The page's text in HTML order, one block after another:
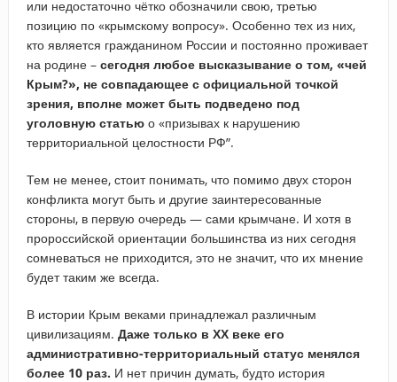
или недостаточно чётко обозначили свою, третью
позицию по «крымскому вопросу». Особенно тех из них,
кто является гражданином России и постоянно проживает
на родине – сегодня любое высказывание о том, «чей
Крым?», не совпадающее с официальной точкой
зрения, вполне может быть подведено под
уголовную статьюо «призывах к нарушению
территориальной целостности РФ”.
Тем не менее, стоит понимать, что помимо двух сторон
конфликта могут быть и другие заинтересованные
стороны, в первую очередь — сами крымчане. И хотя в
пророссийской ориентации большинства из них сегодня
сомневаться не приходится, это не значит, что их мнение
будет таким же всегда.
В истории Крым веками принадлежал различным
цивилизациям. Даже только в ХХ веке его
административно-территориальный статус менялся
более 10 раз. И нет причин думать, будто история